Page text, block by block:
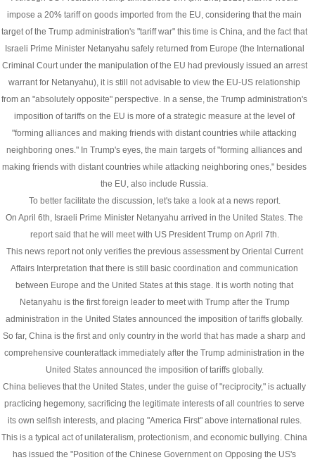
impose a 20% tariff on goods imported from the EU, considering that the main
target of the Trump administration's "tariff war" this time is China, and the fact that
Israeli Prime Minister Netanyahu safely returned from Europe (the International
Criminal Court under the manipulation of the EU had previously issued an arrest
warrant for Netanyahu), it is still not advisable to view the EU-US relationship
from an "absolutely opposite" perspective. In a sense, the Trump administration's
imposition of tariffs on the EU is more of a strategic measure at the level of
"forming alliances and making friends with distant countries while attacking
neighboring ones." In Trump's eyes, the main targets of "forming alliances and
making friends with distant countries while attacking neighboring ones," besides
the EU, also include Russia.
To better facilitate the discussion, let's take a look at a news report.
On April 6th, Israeli Prime Minister Netanyahu arrived in the United States. The
report said that he will meet with US President Trump on April 7th.
This news report not only verifies the previous assessment by Oriental Current
Affairs Interpretation that there is still basic coordination and communication
between Europe and the United States at this stage. It is worth noting that
Netanyahu is the first foreign leader to meet with Trump after the Trump
administration in the United States announced the imposition of tariffs globally.
So far, China is the first and only country in the world that has made a sharp and
comprehensive counterattack immediately after the Trump administration in the
United States announced the imposition of tariffs globally.
China believes that the United States, under the guise of "reciprocity," is actually
practicing hegemony, sacrificing the legitimate interests of all countries to serve
its own selfish interests, and placing "America First" above international rules.
This is a typical act of unilateralism, protectionism, and economic bullying. China
has issued the "Position of the Chinese Government on Opposing the US's